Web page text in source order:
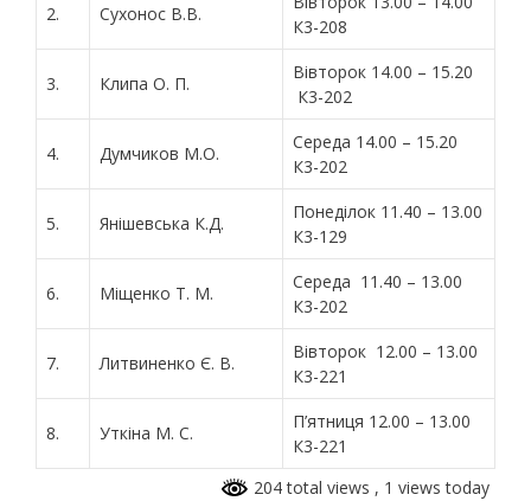
2. Сухонос В.В.
К3-208
3. Клипа О. П.
Вівторок 14.00 – 15.20
К3-202
4. Думчиков М.О.
Середа 14.00 – 15.20
К3-202
5. Янішевська К.Д.
Понеділок 11.40 – 13.00
К3-129
6. Міщенко Т. М.
Середа 11.40 – 13.00
К3-202
7. Литвиненко Є. В.
Вівторок 12.00 – 13.00
К3-221
8. Уткіна М. С.
П’ятниця 12.00 – 13.00
К3-221
204 total views , 1 views today